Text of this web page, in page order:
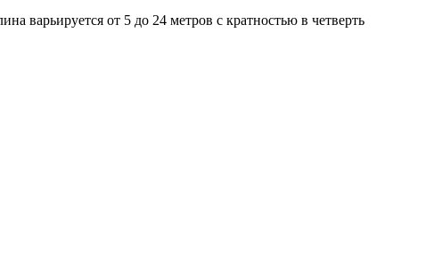
варьируется от 5 до 24 метров с кратностью в четверть